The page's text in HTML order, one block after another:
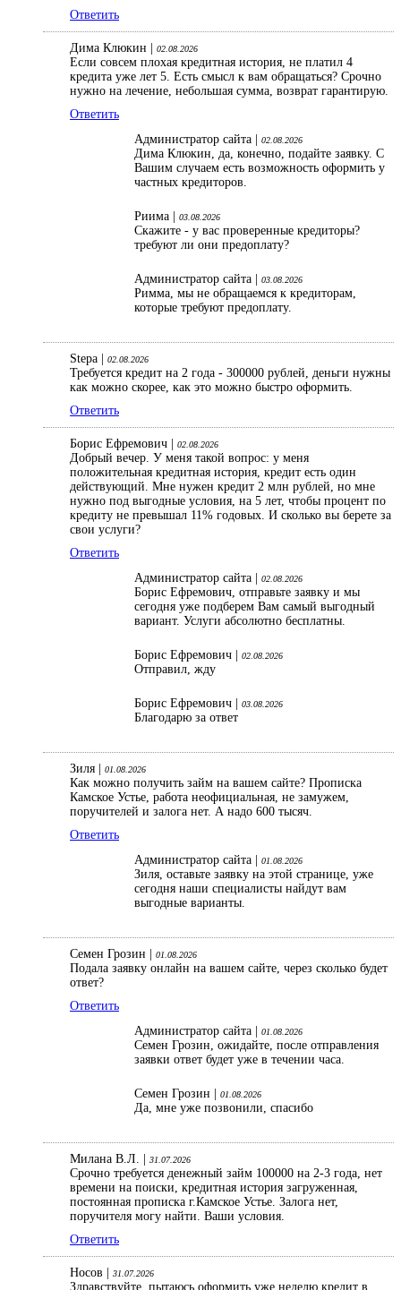
Ответить
Дима Клюкин | 02.08.2026
Если совсем плохая кредитная история, не платил 4
кредита уже лет 5. Есть смысл к вам обращаться? Срочно
нужно на лечение, небольшая сумма, возврат гарантирую.
Ответить
Администратор сайта |
02.08.2026
Дима Клюкин, да, конечно, подайте заявку. С
Вашим случаем есть возможность оформить у
частных кредиторов.
Риима | 03.08.2026
Скажите - у вас проверенные кредиторы?
требуют ли они предоплату?
Администратор сайта | 03.08.2026
Римма, мы не обращаемся к кредиторам,
которые требуют предоплату.
Stepa | 02.08.2026
Требуется кредит на 2 года - 300000 рублей, деньги нужны
как можно скорее, как это можно быстро оформить.
Ответить
Борис Ефремович | 02.08.2026
Добрый вечер. У меня такой вопрос: у меня
положительная кредитная история, кредит есть один
действующий. Мне нужен кредит 2 млн рублей, но мне
нужно под выгодные условия, на 5 лет, чтобы процент по
кредиту не превышал 11% годовых. И сколько вы берете за
свои услуги?
Ответить
Администратор сайта |
02.08.2026
Борис Ефремович, отправьте заявку и мы
сегодня уже подберем Вам самый выгодный
вариант. Услуги абсолютно бесплатны.
Борис Ефремович | 02.08.2026
Отправил, жду
Борис Ефремович | 03.08.2026
Благодарю за ответ
Зиля | 01.08.2026
Как можно получить займ на вашем сайте? Прописка
Камское Устье, работа неофициальная, не замужем,
поручителей и залога нет. А надо 600 тысяч.
Ответить
Администратор сайта |
01.08.2026
Зиля, оставьте заявку на этой странице, уже
сегодня наши специалисты найдут вам
выгодные варианты.
Семен Грозин | 01.08.2026
Подала заявку онлайн на вашем сайте, через сколько будет
ответ?
Ответить
Администратор сайта |
01.08.2026
Семен Грозин, ожидайте, после отправления
заявки ответ будет уже в течении часа.
Семен Грозин | 01.08.2026
Да, мне уже позвонили, спасибо
Милана В.Л. | 31.07.2026
Срочно требуется денежный займ 100000 на 2-3 года, нет
времени на поиски, кредитная история загруженная,
постоянная прописка г.Камское Устье. Залога нет,
поручителя могу найти. Ваши условия.
Ответить
Носов | 31.07.2026
Здравствуйте, пытаюсь оформить уже неделю кредит в